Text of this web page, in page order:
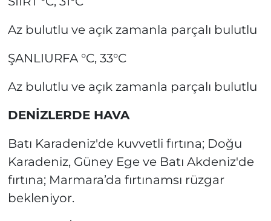
Az bulutlu ve açık zamanla parçalı bulutlu
ŞANLIURFA °C, 33°C
Az bulutlu ve açık zamanla parçalı bulutlu
DENİZLERDE HAVA
Batı Karadeniz'de kuvvetli fırtına; Doğu
Karadeniz, Güney Ege ve Batı Akdeniz'de
fırtına; Marmara’da fırtınamsı rüzgar
bekleniyor.